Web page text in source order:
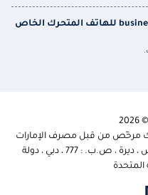
قم بتحميل تطبيق businessONLINE X للهاتف المتحرك الخاص
مرخّص من قبل مصرف الإمارات
العربية المتحدة المركزي. طريق بني ياس ، ديرة ، ص.ب. : 777 ، دبي ، دولة
المتحدة